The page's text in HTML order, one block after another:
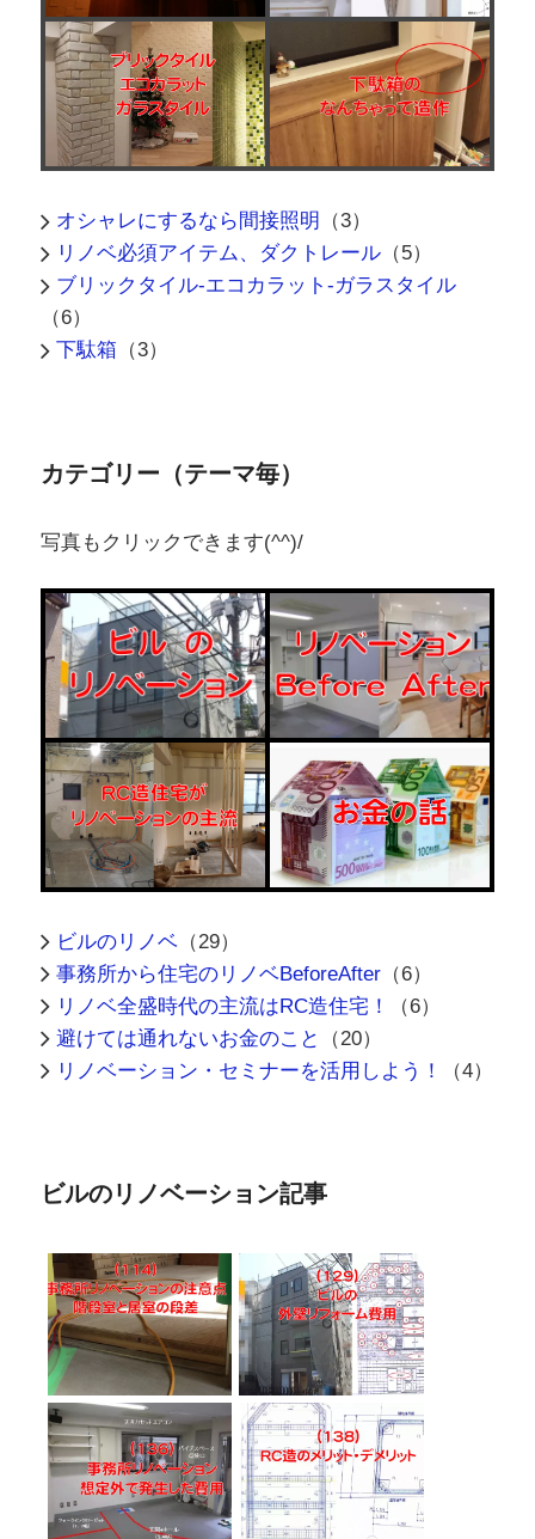
オシャレにするなら間接照明 （3）
リノベ必須アイテム、ダクトレール（5）
ブリックタイル-エコカラット-ガラスタイル
（6）
下駄箱 （3）
カテゴリー（テーマ毎）
写真もクリックできます(^^)/
ビルのリノベ（29）
事務所から住宅のリノベBeforeAfter（6）
リノベ全盛時代の主流はRC造住宅！
（6）
避けては通れないお金のこと
（20）
リノベーション・セミナーを活用しよう！
（4）
ビルのリノベーション記事